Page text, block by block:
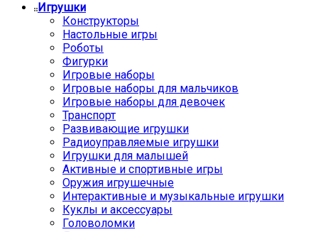
Игрушки
Конструкторы
Настольные игры
Роботы
Фигурки
Игровые наборы
Игровые наборы для мальчиков
Игровые наборы для девочек
Транспорт
Развивающие игрушки
Радиоуправляемые игрушки
Игрушки для малышей
Активные и спортивные игры
Оружия игрушечные
Интерактивные и музыкальные игрушки
Куклы и аксессуары
Головоломки